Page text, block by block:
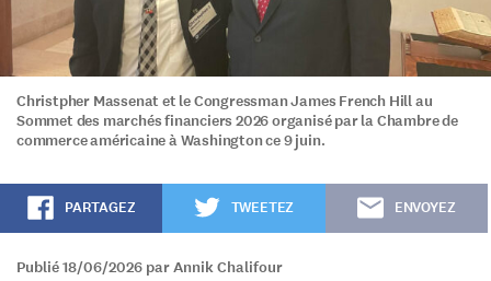
Christpher Massenat et le Congressman James French Hill au
Sommet des marchés financiers 2026 organisé par la Chambre de
commerce américaine à Washington ce 9 juin.
PARTAGEZ TWEETEZ ENVOYEZ
Publié 18/06/2026 par Annik Chalifour